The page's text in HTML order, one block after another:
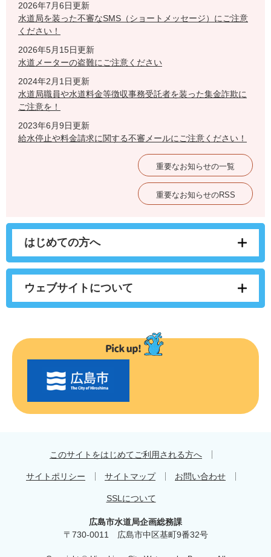
2026年7月6日更新
水道局を装った不審なSMS（ショートメッセージ）にご注意
ください！
2026年5月15日更新
水道メーターの盗難にご注意ください
2024年2月1日更新
水道局職員や水道料金等徴収事務受託者を装った集金詐欺に
ご注意を！
2023年6月9日更新
給水停止や料金請求に関する不審メールにご注意ください！
重要なお知らせの一覧
重要なお知らせのRSS
はじめての方へ
ウェブサイトについて
このサイトをはじめてご利用される方へ
サイトポリシー サイトマップ お問い合わせ
SSLについて
広島市水道局企画総務課
〒730-0011 広島市中区基町9番32号